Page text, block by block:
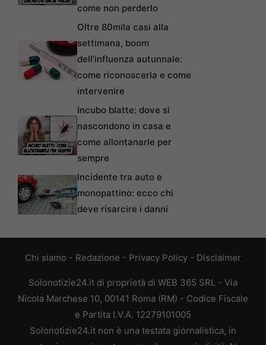
come non perderlo
Oltre 80mila casi alla
settimana, boom
dell’influenza autunnale:
come riconoscerla e come
intervenire
Incubo blatte: dove si
nascondono in casa e
come allontanarle per
sempre
Incidente tra auto e
monopattino: ecco chi
deve risarcire i danni
Chi siamo - Redazione - Privacy Policy - Disclaimer
Solonotizie24.it di proprietà di WEB 365 SRL - Via
Nicola Marchese 10, 00141 Roma (RM) - Codice Fiscale
e Partita I.V.A. 12279101005
Solonotizie24.it non è una testata giornalistica, in